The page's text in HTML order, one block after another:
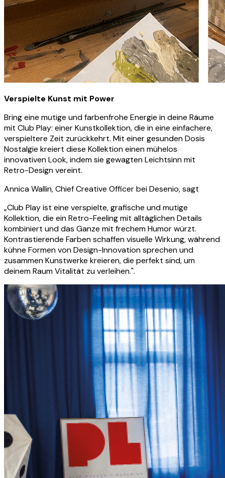
Verspielte Kunst mit Power
Bring eine mutige und farbenfrohe Energie in deine Räume
mit Club Play: einer Kunstkollektion, die in eine einfachere,
verspieltere Zeit zurückkehrt. Mit einer gesunden Dosis
Nostalgie kreiert diese Kollektion einen mühelos
innovativen Look, indem sie gewagten Leichtsinn mit
Retro-Design vereint.
Annica Wallin, Chief Creative Officer bei Desenio, sagt
„Club Play ist eine verspielte, grafische und mutige
Kollektion, die ein Retro-Feeling mit alltäglichen Details
kombiniert und das Ganze mit frechem Humor würzt.
Kontrastierende Farben schaffen visuelle Wirkung, während
kühne Formen von Design-Innovation sprechen und
zusammen Kunstwerke kreieren, die perfekt sind, um
deinem Raum Vitalität zu verleihen.".